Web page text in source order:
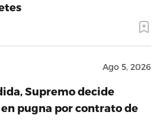
Ago 5, 2026
Supremo decide
pugna por contrato de